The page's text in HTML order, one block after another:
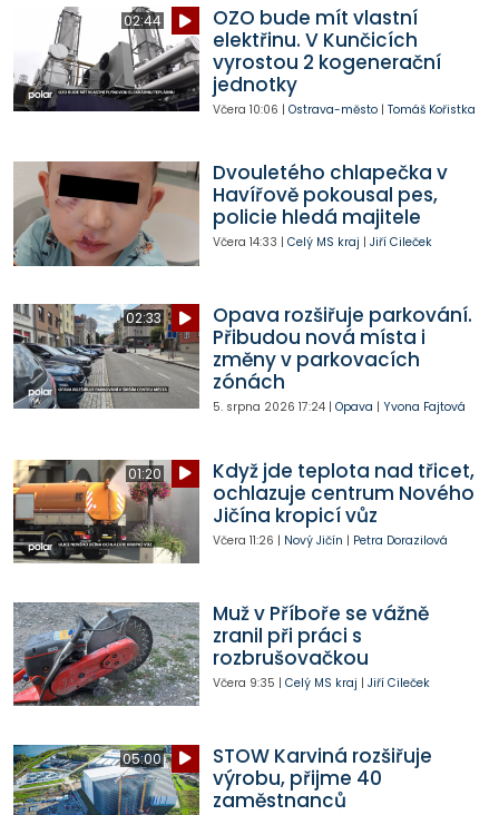
02:44
OZO bude mít vlastní
elektřinu. V Kunčicích
vyrostou 2 kogenerační
jednotky
Včera 10:06 | Ostrava-město| Tomáš Kořistka
Dvouletého chlapečka v
Havířově pokousal pes,
policie hledá majitele
Včera 14:33 | Celý MS kraj | Jiří Cileček
02:33
Opava rozšiřuje parkování.
Přibudou nová místa i
změny v parkovacích
zónách
5. srpna 2026 17:24| Opava | Yvona Fajtová
01:20
Když jde teplota nad třicet,
ochlazuje centrum Nového
Jičína kropicí vůz
Včera 11:26 | Nový Jičín | Petra Dorazilová
Muž v Příboře se vážně
zranil při práci s
rozbrušovačkou
Včera 9:35 | Celý MS kraj | Jiří Cileček
05:00
STOW Karviná rozšiřuje
výrobu, přijme 40
zaměstnanců